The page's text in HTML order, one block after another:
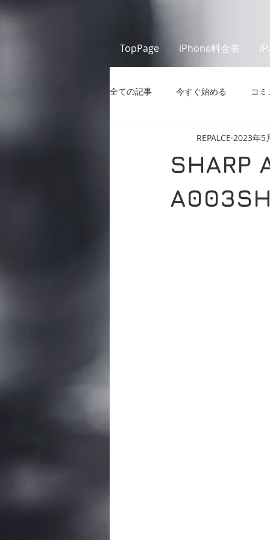
TopPage iPhone料金表
全ての記事 今すぐ始める コ
SHARP
REPALCE 2023年5